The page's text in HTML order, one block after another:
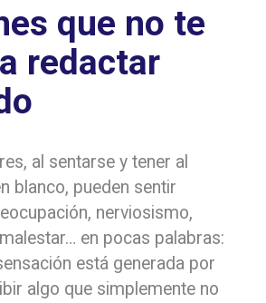
que no te
redactar
al sentarse y tener al
blanco, pueden sentir
nerviosismo,
en pocas palabras:
está generada por
algo que simplemente no